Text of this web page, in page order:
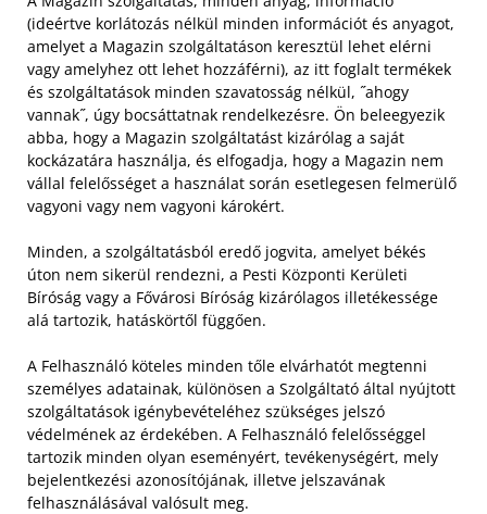
(ideértve korlátozás nélkül minden információt és anyagot,
amelyet a Magazin szolgáltatáson keresztül lehet elérni
vagy amelyhez ott lehet hozzáférni), az itt foglalt termékek
és szolgáltatások minden szavatosság nélkül, ˝ahogy
vannak˝, úgy bocsáttatnak rendelkezésre. Ön beleegyezik
abba, hogy a Magazin szolgáltatást kizárólag a saját
kockázatára használja, és elfogadja, hogy a Magazin nem
vállal felelősséget a használat során esetlegesen felmerülő
vagyoni vagy nem vagyoni károkért.
Minden, a szolgáltatásból eredő jogvita, amelyet békés
úton nem sikerül rendezni, a Pesti Központi Kerületi
Bíróság vagy a Fővárosi Bíróság kizárólagos illetékessége
alá tartozik, hatáskörtől függően.
A Felhasználó köteles minden tőle elvárhatót megtenni
személyes adatainak, különösen a Szolgáltató által nyújtott
szolgáltatások igénybevételéhez szükséges jelszó
védelmének az érdekében. A Felhasználó felelősséggel
tartozik minden olyan eseményért, tevékenységért, mely
bejelentkezési azonosítójának, illetve jelszavának
felhasználásával valósult meg.